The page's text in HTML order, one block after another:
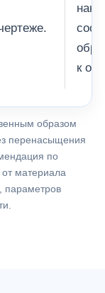
к
образом
перенасыщения
по
материала
параметров